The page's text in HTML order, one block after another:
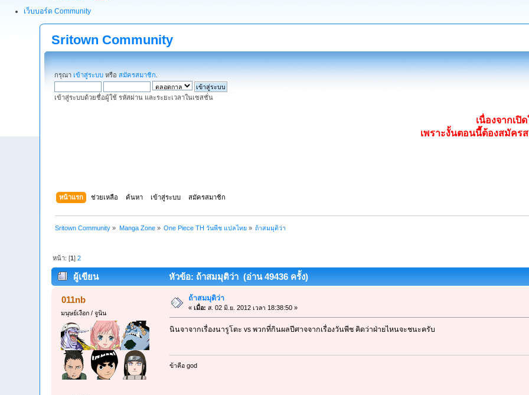
เว็บบอร์ด Community
Sritown Community
กรุณา เข้าสู่ระบบ หรือสมัครสมาชิก
เข้าสู่ระบบด้วยชื่อผู้ใช้ รหัสผ่าน และระยะเวลาในเซสชั่น
เนื่องจากเปิ
เพราะงั้นตอนนี้ต้องสมัค
หน้าแรก ช่วยเหลือ ค้นหา เข้าสู่ระบบ สมัครสมาชิก
Sritown Community » Manga Zone» One Piece TH วันพีช แปลไทย » ถ้าสมมุติว่า
หน้า: [1]2
ผู้เขียน หัวข้อ: ถ้าสมมุติว่า (อ่าน 49436 ครั้ง)
011nb
มนุษย์เงือก / จูนิน
ถ้าสมมุติว่า
«เมื่อ: ส. 02 มิ.ย. 2012 เวลา 18:38:50 »
นินจาจากเรื่องนารูโตะ vs พวกที่กินผลปีศาจจากเรื่องวันพีช คิดว่าฝ่ายไหนจะชนะครับ
ข้าคือ god